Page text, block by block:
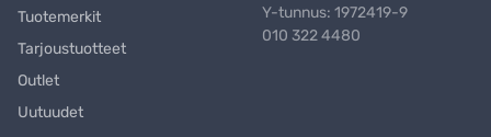
Tuotemerkit
Tarjoustuotteet
Outlet
Uutuudet
Y-tunnus: 1972419-9
010 322 4480